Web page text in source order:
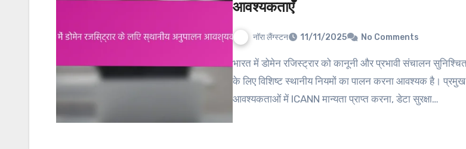
आवश्यकताएँ
नॉरा लैंग्स्टन 11/11/2025 No Comments
भारत में डोमेन रजिस्ट्रार को कानूनी और प्रभावी संचालन सुनिश्चित करने
के लिए विशिष्ट स्थानीय नियमों का पालन करना आवश्यक है। प्रमुख
आवश्यकताओं में ICANN मान्यता प्राप्त करना, डेटा सुरक्षा…